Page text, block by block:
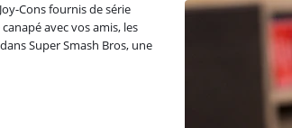
Cons fournis de série
avec vos amis, les
Super Smash Bros, une